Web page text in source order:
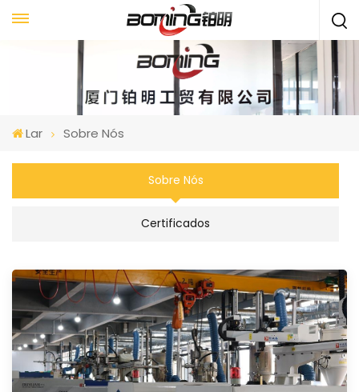
Lar Sobre Nós
Sobre Nós
Certificados